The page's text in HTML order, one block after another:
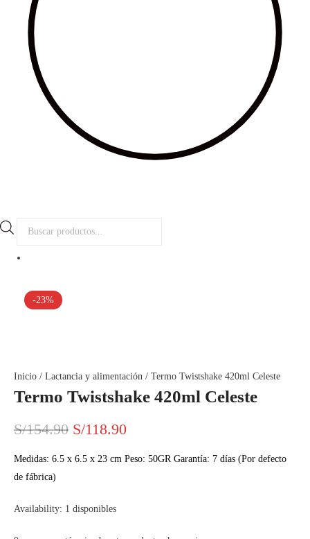
productos
-23%
Inicio / Lactancia y alimentación / Termo Twistshake 420ml Celeste
Termo Twistshake 420ml Celeste
S/154.90 El
precio
era:
S/118.90El
precio
Medidas: ‎6.5 x 6.5 x 23 cm Peso: 50GR Garantía: 7 días (Por defecto
de fábrica)
Availability: 1 disponibles